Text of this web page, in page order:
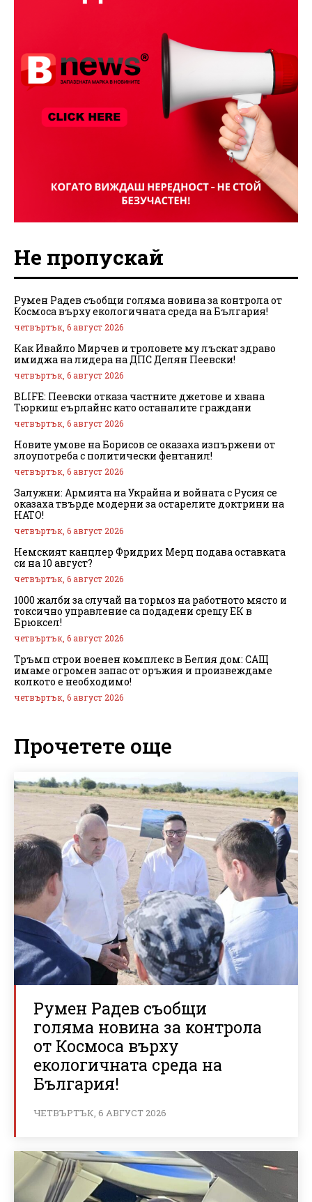
Не пропускай
Румен Радев съобщи голяма новина за контрола от
Космоса върху екологичната среда на България!
четвъртък, 6 август 2026
Как Ивайло Мирчев и троловете му лъскат здраво
имиджа на лидера на ДПС Делян Пеевски!
четвъртък, 6 август 2026
BLIFE: Пеевски отказа частните джетове и хвана
Тюркиш еърлайнс като останалите граждани
четвъртък, 6 август 2026
Новите умове на Борисов се оказаха изпържени от
злоупотреба с политически фентанил!
четвъртък, 6 август 2026
Залужни: Армията на Украйна и войната с Русия се
оказаха твърде модерни за остарелите доктрини на
НАТО!
четвъртък, 6 август 2026
Немският канцлер Фридрих Мерц подава оставката
си на 10 август?
четвъртък, 6 август 2026
1000 жалби за случай на тормоз на работното място и
токсично управление са подадени срещу ЕК в
Брюксел!
четвъртък, 6 август 2026
Тръмп строи военен комплекс в Белия дом: САЩ
имаме огромен запас от оръжия и произвеждаме
колкото е необходимо!
четвъртък, 6 август 2026
Прочетете още
Румен Радев съобщи
голяма новина за контрола
от Космоса върху
екологичната среда на
България!
ЧЕТВЪРТЪК, 6 АВГУСТ 2026